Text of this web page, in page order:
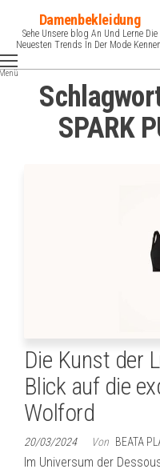
Inhalt
springen
Damenbekleidung
Sehe Unsere blog An Und Lerne Die
Neuesten Trends In Der Mode
SPARK
Die Kunst der
Blick auf die
Wolford
20/03/2024 Von BEATA
Im Universum der